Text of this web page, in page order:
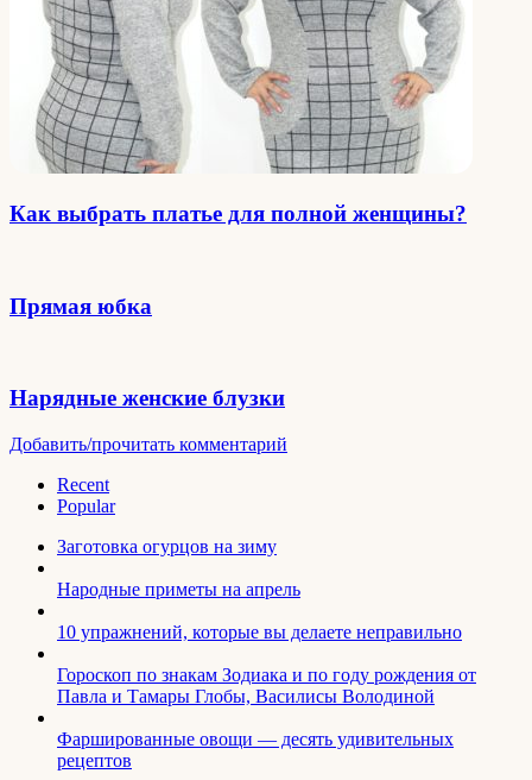
Как выбрать платье для полной женщины?
Прямая юбка
Нарядные женские блузки
Добавить/прочитать комментарий
Recent
Popular
Заготовка огурцов на зиму
Народные приметы на апрель
10 упражнений, которые вы делаете неправильно
Гороскоп по знакам Зодиака и по году рождения от
Павла и Тамары Глобы, Василисы Володиной
Фаршированные овощи — десять удивительных
рецептов